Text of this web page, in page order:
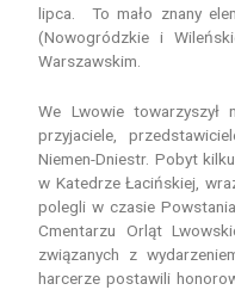
lipca. To mało znany
(Nowogródzkie i
Warszawskim.
We Lwowie towarzyszył
przyjaciele,
Niemen-Dniestr. Pobyt
w Katedrze Łacińskiej,
polegli w czasie
Cmentarzu Orląt
związanych z
harcerze postawili